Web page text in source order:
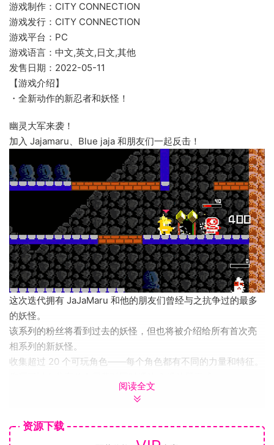
游戏制作：CITY CONNECTION
游戏发行：CITY CONNECTION
游戏平台：PC
游戏语言：中文,英文,日文,其他
发售日期：2022-05-11
【游戏介绍】
・全新动作的新忍者和妖怪！
幽灵大军来袭！
加入 Jajamaru、Blue jaja 和朋友们一起反击！
这次迭代拥有 JaJaMaru 和他的朋友们曾经与之抗争过的最多
的妖怪。
该系列的粉丝将看到过去的妖怪，但也将被介绍给所有首次亮
相系列的新妖怪。
收集超过 20 个可玩角色——每个角色都有不同的力量和特征。
注册您的高分 在线排名阶段也可用。
收集普通模式可用的 Jalecoins 并满足解锁地狱模式的条件。
阅读全文
资源下载